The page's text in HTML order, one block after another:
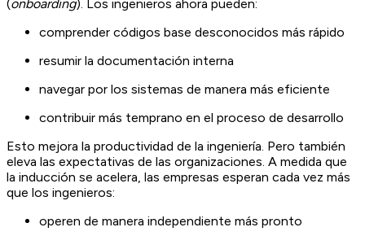
(onboarding). Los ingenieros ahora pueden:
comprender códigos base desconocidos más rápido
resumir la documentación interna
navegar por los sistemas de manera más eficiente
contribuir más temprano en el proceso de desarrollo
Esto mejora la productividad de la ingeniería. Pero también
eleva las expectativas de las organizaciones. A medida que
la inducción se acelera, las empresas esperan cada vez más
que los ingenieros:
operen de manera independiente más pronto